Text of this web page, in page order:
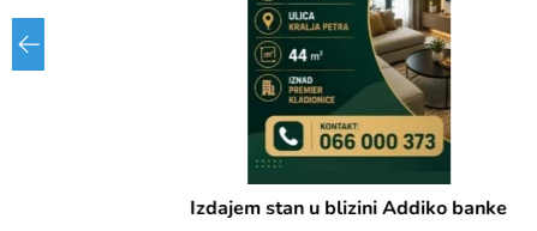
Izdajem stan u blizini Addiko banke